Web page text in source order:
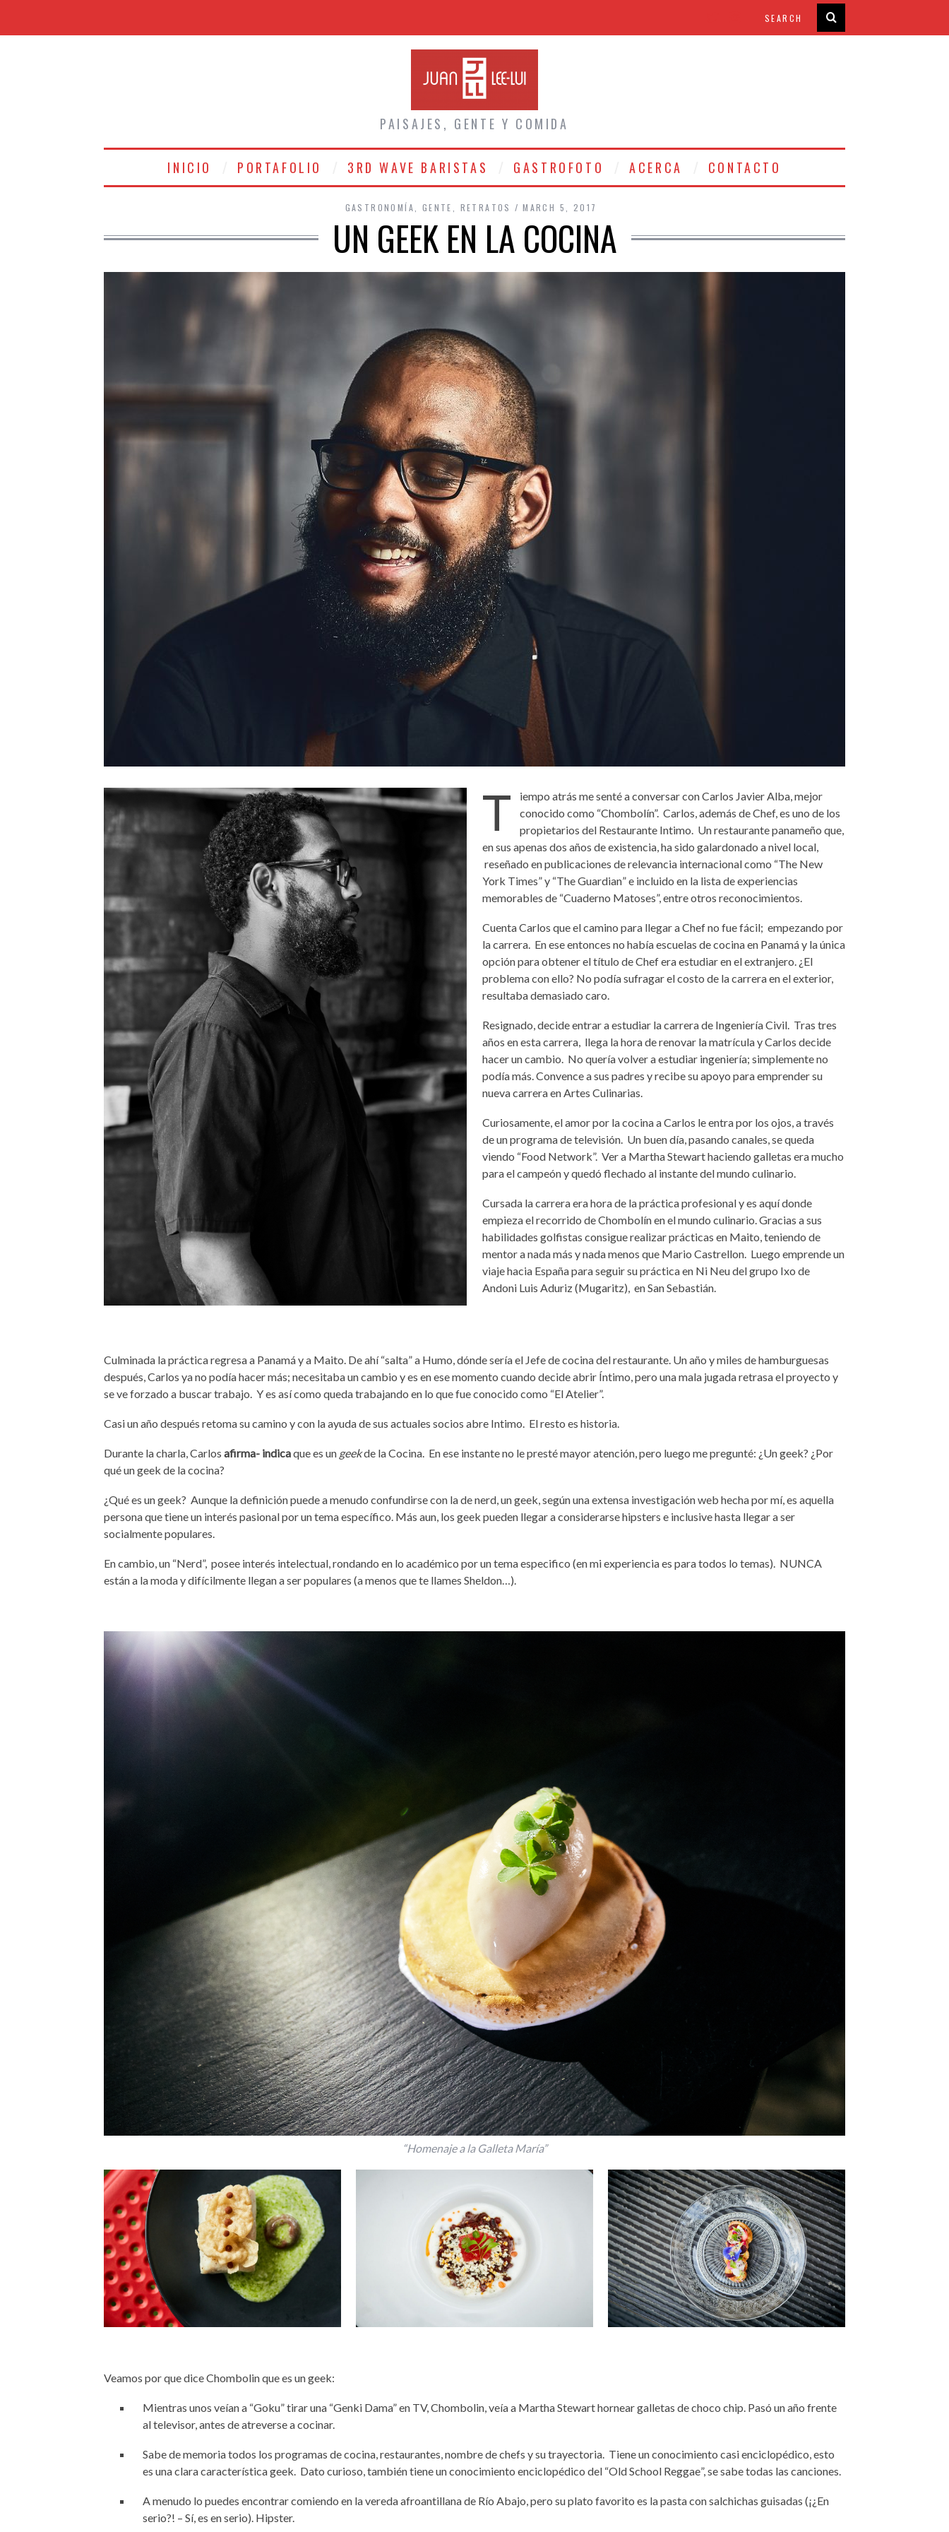
PAISAJES, GENTE Y COMIDA
INICIO PORTAFOLIO 3RD WAVE BARISTAS GASTROFOTO ACERCA CONTACTO
GASTRONOMÍA GENTE RETRATOS MARCH 5, 2017
UN GEEK EN LA COCINA
T iempo atrás me sentéa conversar con Carlos Javier Alba, mejor
conocido como “Chombolín”. Carlos, además de Chef, es uno de los
propietarios del Restaurante Intimo. Unrestaurante panameño que,
en sus apenas dos años de existencia, ha sido galardonado a nivel local,
reseñado en publicaciones de relevancia internacional como “The New
York Times” y “The Guardian” e incluido en la lista de experiencias
memorables de “Cuaderno Matoses”, entre otros reconocimientos.
Cuenta Carlos que el camino para llegar a Chef no fue fácil; empezando por
la carrera. En ese entonces no había escuelas de cocina en Panamá y laúnica
opción para obtener el título de Chef era estudiar en el extranjero. ¿El
problema con ello? No podía sufragar el costo de la carrera en el exterior,
resultaba demasiado caro.
Resignado, decide entrar a estudiar la carrera de IngenieríaCivil.Tras tres
años en esta carrera, llega la hora de renovar la matrícula yCarlos decide
hacer un cambio. No quería volver a estudiar ingeniería; simplemente no
podía más.Convence a sus padres y recibe su apoyo para emprender su
nueva carrera en Artes Culinarias.
Curiosamente, el amor por la cocina a Carlos le entra por los ojos, a través
de un programa de televisión. Un buen día, pasando canales, se queda
viendo “Food Network”. Ver a Martha Stewart haciendo galletas era mucho
para el campeón y quedó flechado al instante del mundo culinario.
Cursada la carrera era hora de la práctica profesional y es aquí donde
empieza el recorrido de Chombolín en el mundo culinario. Gracias a sus
habilidades golfistas consigue realizar prácticas en Maito, teniendo de
mentor a nada más y nada menos que Mario Castrellon. Luego emprende un
viaje hacia España para seguir su práctica en Ni Neu del grupo Ixo de
Andoni Luis Aduriz (Mugaritz), en San Sebastián.
Culminada la práctica regresa a Panamá y a Maito. De ahí “salta”a Humo, dónde sería el Jefe de cocina del restaurante. Un año y miles de hamburguesas
después, Carlos ya no podía hacer más; necesitaba un cambio y es en ese momento cuando decide abrir Íntimo, pero una mala jugada retrasa el proyecto y
se ve forzado a buscar trabajo. Y es así como queda trabajando en lo que fue conocido como “El Atelier”.
Casi un año después retoma su camino y con la ayuda de sus actuales socios abre Intimo. El resto es historia.
Durante la charla, Carlos afirma- indicaque es un geekde la Cocina. En ese instante no le prestémayor atención, pero luego me pregunté: ¿Un geek? ¿Por
quéun geek de la cocina?
¿Qué es ungeek? Aunque la definición puede a menudo confundirse con la de nerd, ungeek, según una extensa investigación web hecha por mí, es aquella
persona que tiene un interés pasional por un tema específico. Más aun, los geek pueden llegar a considerarse hipsters e inclusive hasta llegar a ser
socialmente populares.
En cambio, un “Nerd”, posee interés intelectual, rondando en lo académico por un tema especifico (en mi experiencia es para todos lo temas). NUNCA
están a la moda y difícilmente llegan a ser populares (a menos que te llames Sheldon…).
“Homenaje a la Galleta María”
Veamos por que dice Chombolin que es un geek:
Mientras unos veían a “Goku” tirar una “Genki Dama” en TV, Chombolin, veía a Martha Stewart hornear galletas de choco chip. Pasó un año frente
al televisor, antes de atreverse a cocinar.
Sabe de memoria todos los programas de cocina, restaurantes, nombre de chefs y su trayectoria. Tiene un conocimiento casi enciclopédico, esto
es una clara característica geek. Dato curioso, también tiene un conocimiento enciclopédico del “Old School Reggae”, se sabe todas las canciones.
A menudo lo puedes encontrar comiendo en la vereda afroantillana de Río Abajo, pero su plato favorito es la pasta con salchichas guisadas (¡¿En
serio?! – Sí, es en serio). Hipster.